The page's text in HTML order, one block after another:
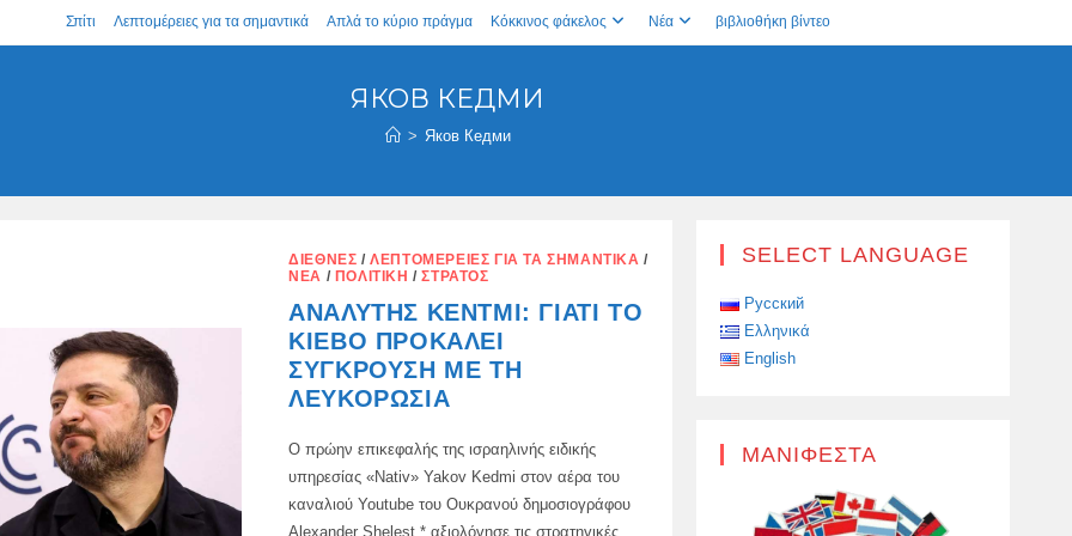
Σπίτι Λεπτομέρειες για τα σημαντικά Απλά το κύριο πράγμα Κόκκινος φάκελος Νέα βιβλιοθήκη βίντεο
ЯКОВ КЕДМИ
> Яков Кедми
ΔΙΕΘΝΈΣ /ΛΕΠΤΟΜΈΡΕΙΕΣ ΓΙΑ ΤΑ ΣΗΜΑΝΤΙΚΆ /
ΝΈΑ / ΠΟΛΙΤΙΚΉ /ΣΤΡΑΤΌΣ
ΑΝΑΛΥΤΉΣ ΚΈΝΤΜΙ: ΓΙΑΤΊ ΤΟ
ΚΊΕΒΟ ΠΡΟΚΑΛΕΊ
ΣΎΓΚΡΟΥΣΗ ΜΕ ΤΗ
ΛΕΥΚΟΡΩΣΊΑ
Ο πρώην επικεφαλής της ισραηλινής ειδικής
υπηρεσίας «Nativ» Yakov Kedmi στον αέρα του
καναλιού Youtube του Ουκρανού δημοσιογράφου
Alexander Shelest * αξιολόγησε τις στρατηγικές
SELECT LANGUAGE
Русский
Ελληνικά
English
ΜΑΝΙΦΈΣΤΑ